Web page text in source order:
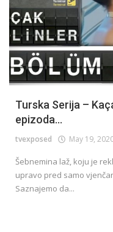
Turska Serija –
epizoda...
tvexposed May 19,
Šebnemina laž, koju je
upravo pred samo
Saznajemo da...